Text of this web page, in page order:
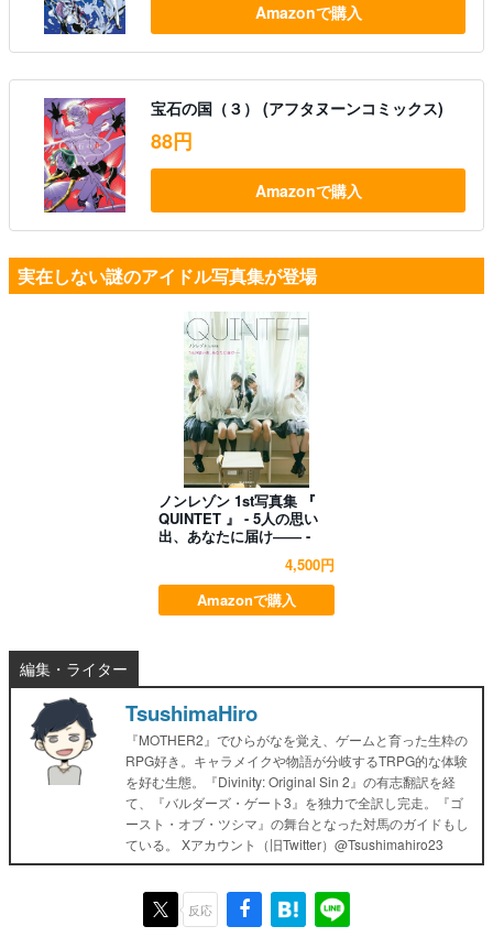
Amazonで購入
宝石の国（３） (アフタヌーンコミックス)
88円
Amazonで購入
実在しない謎のアイドル写真集が登場
ノンレゾン 1st写真集 『
QUINTET 』 - 5人の思い
出、あなたに届け―― -
4,500円
Amazonで購入
編集・ライター
TsushimaHiro
『MOTHER2』でひらがなを覚え、ゲームと育った生粋の
RPG好き。キャラメイクや物語が分岐するTRPG的な体験
を好む生態。『Divinity: Original Sin 2』の有志翻訳を経
て、『バルダーズ・ゲート3』を独力で全訳し完走。『ゴ
ースト・オブ・ツシマ』の舞台となった対馬のガイドもし
ている。 Xアカウント（旧Twitter）@Tsushimahiro23
反応